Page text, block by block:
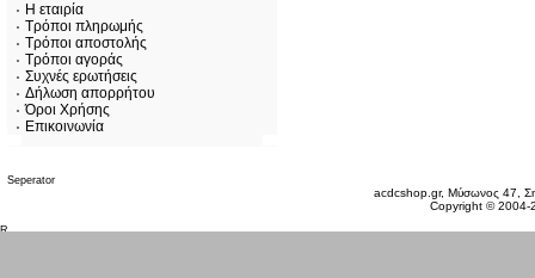
Η εταιρία
Τρόποι πληρωμής
Τρόποι αποστολής
Τρόποι αγοράς
Συχνές ερωτήσεις
Δήλωση απορρήτου
Όροι Χρήσης
Επικοινωνία
acdcshop.gr, Μύσωνος 47,
Copyright ©